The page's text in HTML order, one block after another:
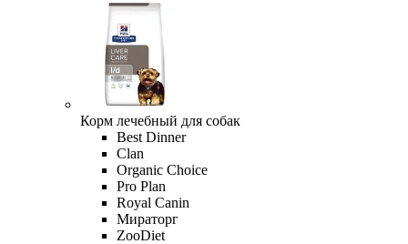
Корм лечебный для собак
Best Dinner
Clan
Organic Сhoice
Pro Plan
Royal Canin
Мираторг
ZooDiet